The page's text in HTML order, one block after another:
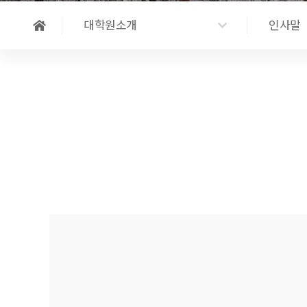
대학원소개 인사말